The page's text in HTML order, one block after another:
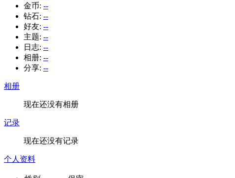
金币: --
钻石: --
好友: --
主题: --
日志: --
相册: --
分享: --
相册
现在还没有相册
记录
现在还没有记录
个人资料